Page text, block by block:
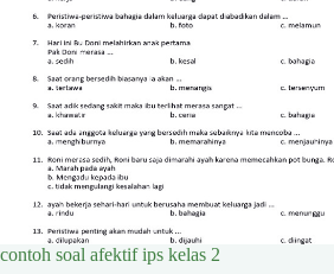
contoh soal afektif ips kelas 2